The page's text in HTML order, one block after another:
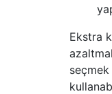
Ekstra